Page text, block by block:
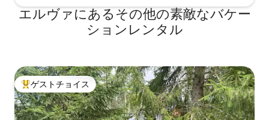
エルヴァにあるその他の素敵なバケー
ションレンタル
大好評のゲストチョイスです。
ゲストチョイス